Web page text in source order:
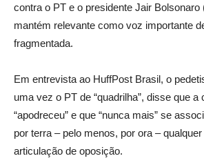
contra o PT e o presidente Jair Bolsonaro
mantém relevante como voz importante
fragmentada.
Em entrevista ao HuffPost Brasil, o
uma vez o PT de “quadrilha”, disse que a
“apodreceu” e que “nunca mais” se
por terra – pelo menos, por ora –
articulação de oposição.